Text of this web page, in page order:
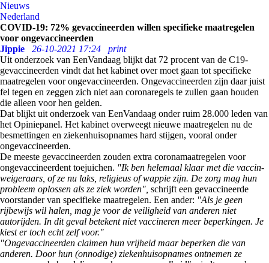
Nieuws
Nederland
COVID-19: 72% gevaccineerden willen specifieke maatregelen
voor ongevaccineerden
Jippie
26-10-2021 17:24
print
Uit onderzoek van EenVandaag blijkt dat 72 procent van de C19-
gevaccineerden vindt dat het kabinet over moet gaan tot specifieke
maatregelen voor ongevaccineerden. Ongevaccineerden zijn daar juist
fel tegen en zeggen zich niet aan coronaregels te zullen gaan houden
die alleen voor hen gelden.
Dat blijkt uit onderzoek van EenVandaag onder ruim 28.000 leden van
het Opiniepanel. Het kabinet overweegt nieuwe maatregelen nu de
besmettingen en ziekenhuisopnames hard stijgen, vooral onder
ongevaccineerden.
De meeste gevaccineerden zouden extra coronamaatregelen voor
ongevaccineerdent toejuichen. "Ik ben helemaal klaar met die vaccin-
weigeraars, of ze nu laks, religieus of wappie zijn. De zorg mag hun
probleem oplossen als ze ziek worden", schrijft een gevaccineerde
voorstander van specifieke maatregelen. Een ander: "Als je geen
rijbewijs wil halen, mag je voor de veiligheid van anderen niet
autorijden. In dit geval betekent niet vaccineren meer beperkingen. Je
kiest er toch echt zelf voor."
"Ongevaccineerden claimen hun vrijheid maar beperken die van
anderen. Door hun (onnodige) ziekenhuisopnames ontnemen ze